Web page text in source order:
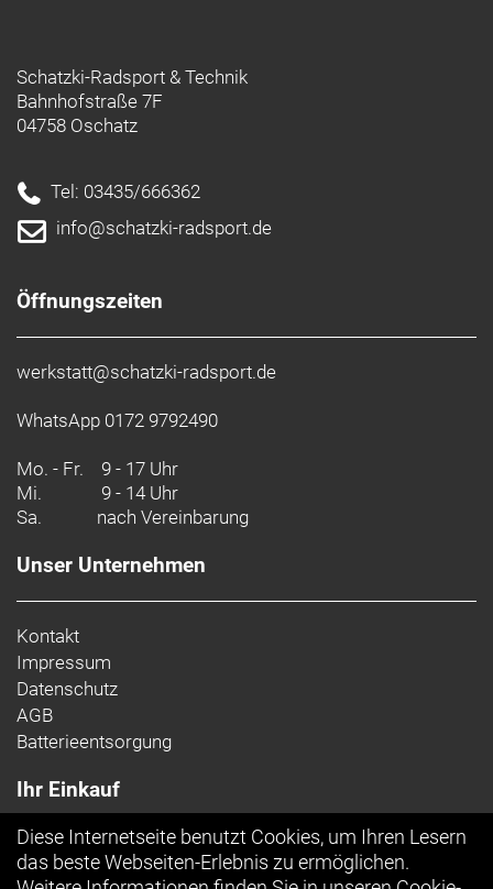
Schatzki-Radsport & Technik
Bahnhofstraße 7F
04758 Oschatz
Tel: 03435/666362
info@schatzki-radsport.de
Öffnungszeiten
werkstatt@schatzki-radsport.de
WhatsApp 0172 9792490
Mo. - Fr. 9 - 17 Uhr
Mi.
9 - 14 Uhr
Sa.
nach Vereinbarung
Unser Unternehmen
Kontakt
Impressum
Datenschutz
AGB
Batterieentsorgung
Ihr Einkauf
Top Artikel
Diese Internetseite benutzt Cookies, um Ihren Lesern
das beste Webseiten-Erlebnis zu ermöglichen.